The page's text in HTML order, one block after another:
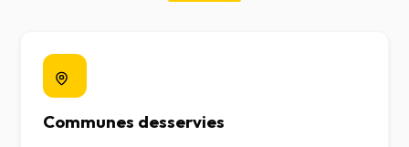
Communes desservies